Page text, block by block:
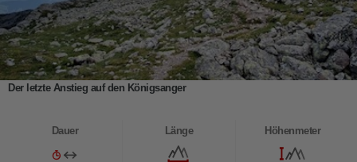
Der letzte Anstieg auf den Königsanger
Dauer Länge Höhenmeter